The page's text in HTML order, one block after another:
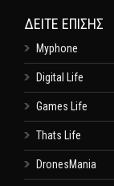
ΔΕΊΤΕ ΕΠΊΣΗΣ
Myphone
Digital Life
Games Life
Thats Life
DronesMania